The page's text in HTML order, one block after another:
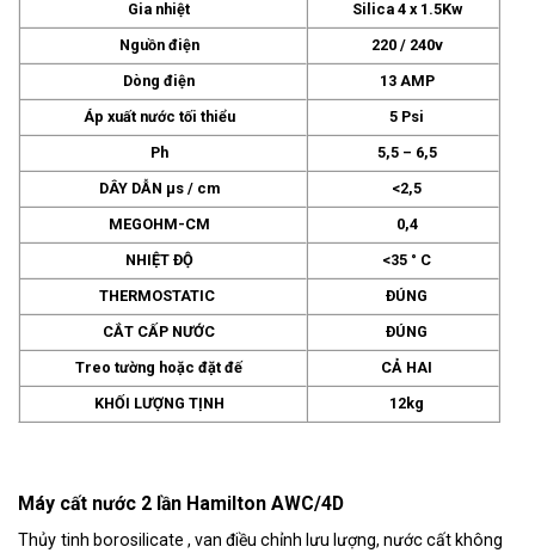
Gia nhiệt
Silica 4 x 1.5Kw
Nguồn điện
220 / 240v
Dòng điện
13 AMP
Áp xuất nước tối thiểu
5 Psi
Ph
5,5 – 6,5
DÂY DẪN µs / cm
<2,5
MEGOHM-CM
0,4
NHIỆT ĐỘ
<35 ° C
THERMOSTATIC
ĐÚNG
CẮT CẤP NƯỚC
ĐÚNG
Treo tường hoặc đặt đế
CẢ HAI
KHỐI LƯỢNG TỊNH
12kg
Máy cất nước 2 lần Hamilton AWC/4D
Thủy tinh borosilicate , van điều chỉnh lưu lượng, nước cất không